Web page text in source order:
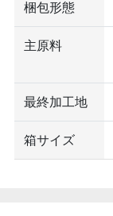
梱包形態
主原料
最終加工地
箱サイズ